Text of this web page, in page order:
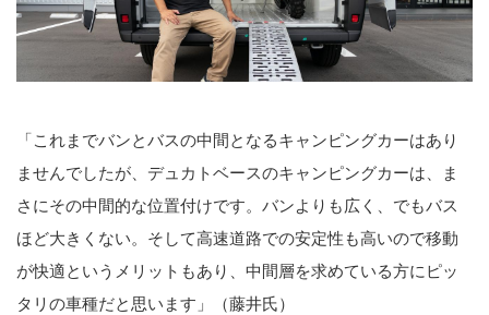
「これまでバンとバスの中間となるキャンピングカーはあり
ませんでしたが、デュカトベースのキャンピングカーは、ま
さにその中間的な位置付けです。バンよりも広く、でもバス
ほど大きくない。そして高速道路での安定性も高いので移動
が快適というメリットもあり、中間層を求めている方にピッ
タリの車種だと思います」（藤井氏）